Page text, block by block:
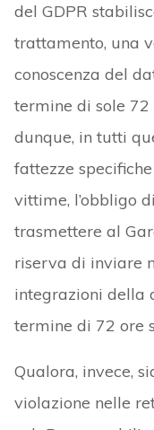
del GDPR
trattamento, una
conoscenza del
termine di sole 72
dunque, in tutti
fattezze
vittime, l’obbligo
trasmettere al
riserva di inviare
integrazioni della
termine di 72 ore
Qualora, invece,
violazione nelle